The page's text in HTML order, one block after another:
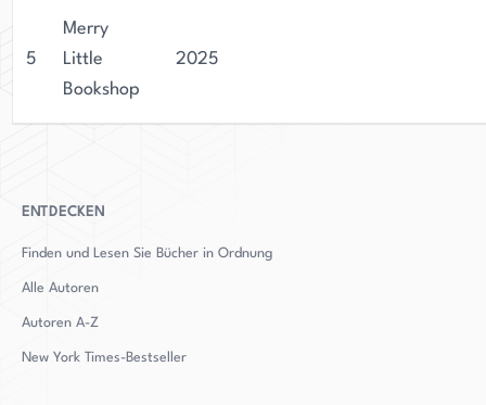
5
Merry
Little
Bookshop
2025
ENTDECKEN
Finden und Lesen Sie Bücher in Ordnung
Alle Autoren
Autoren A-Z
New York Times-Bestseller